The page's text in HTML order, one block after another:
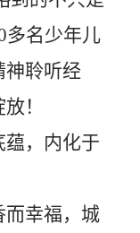
多名少年儿
神聆听经
！
，内化于
而幸福，城